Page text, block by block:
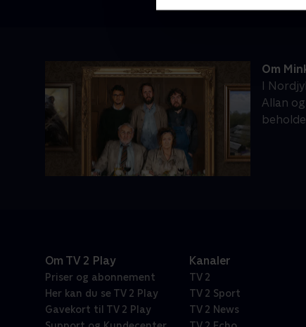
Om
I
Allan
Om TV 2 Play
Priser og abonnement
Her kan du se TV 2 Play
Gavekort til TV 2 Play
Kanaler
TV 2
TV 2 Sport
TV 2 News